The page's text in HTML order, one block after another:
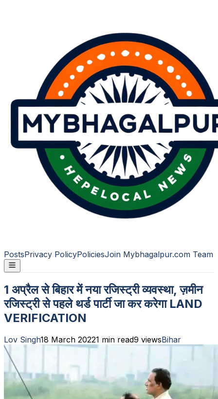
PostsPrivacy PolicyPoliciesJoin Mybhagalpur.com Team
1 अप्रैल से बिहार में नया रजिस्ट्री व्यवस्था, ज़मीन
रजिस्ट्री से पहले थर्ड पार्टी जा कर करेगा LAND
VERIFICATION
Lov Singh18 March 20221 min read9 viewsBihar